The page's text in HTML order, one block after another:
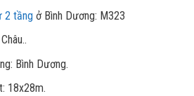
2 tầng ở Bình Dương: M323
Bình Dương.
18x28m.